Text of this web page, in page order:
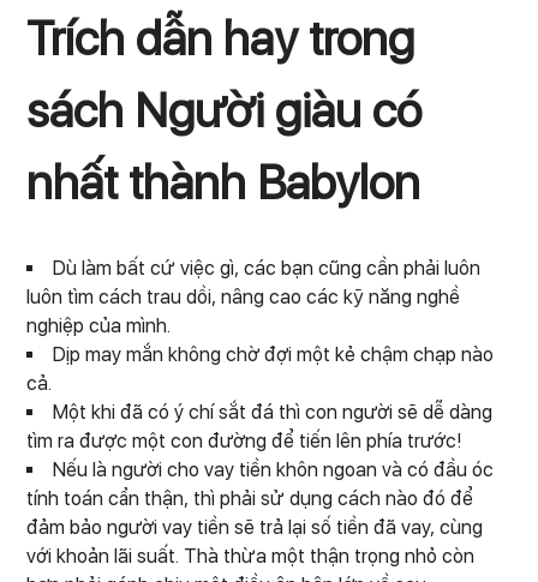
Trích dẫn hay trong
sách Người giàu có
nhất thành Babylon
Dù làm bất cứ việc gì, các bạn cũng cần phải luôn
luôn tìm cách trau dồi, nâng cao các kỹ năng nghề
nghiệp của mình.
Dịp may mắn không chờ đợi một kẻ chậm chạp nào
cả.
Một khi đã có ý chí sắt đá thì con người sẽ dễ dàng
tìm ra được một con đường để tiến lên phía trước!
Nếu là người cho vay tiền khôn ngoan và có đầu óc
tính toán cẩn thận, thì phải sử dụng cách nào đó để
đảm bảo người vay tiền sẽ trả lại số tiền đã vay, cùng
với khoản lãi suất. Thà thừa một thận trọng nhỏ còn